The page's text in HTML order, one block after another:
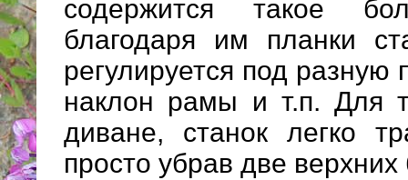
содержится такое
благодаря им планки
регулируется под разную
наклон рамы и т.п. Для
диване, станок легко
просто убрав две